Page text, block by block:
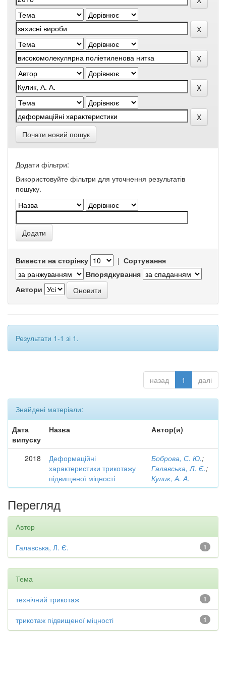
Почати новий пошук
Додати фільтри:
Використовуйте фільтри для уточнення результатів
пошуку.
Вивести на сторінку | Сортування
Впорядкування
Автори
Результати 1-1 зі 1.
назад 1 далі
Знайдені матеріали:
Дата
випуску
Назва Автор(и)
2018
Деформаційні
характеристики трикотажу
підвищеної міцності
Боброва, С. Ю.;
Галавська, Л. Є.;
Кулик, А. А.
Перегляд
Автор
1
Галавська, Л. Є.
Тема
1
технічний трикотаж
1
трикотаж підвищеної міцності